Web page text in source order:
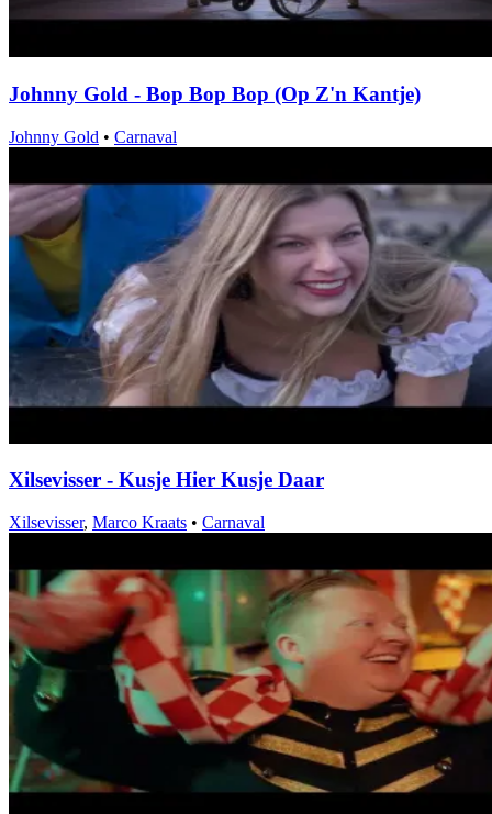
Johnny Gold - Bop Bop Bop (Op Z'n Kantje)
Johnny Gold • Carnaval
Xilsevisser - Kusje Hier Kusje Daar
Xilsevisser, Marco Kraats • Carnaval